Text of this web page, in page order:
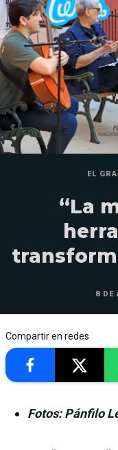
EL
“La
8 DE
Compartir en redes
Fotos: Pánfilo